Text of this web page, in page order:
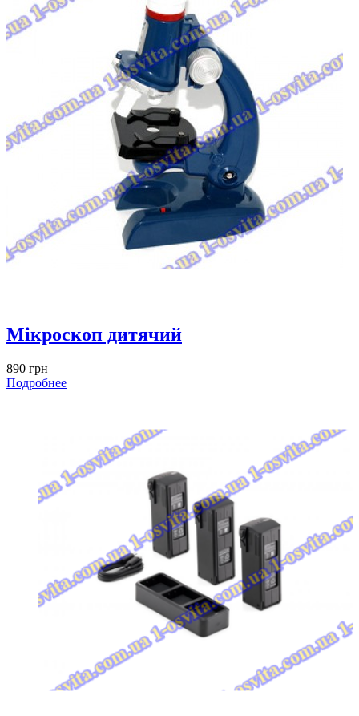
Мікроскоп дитячий
890 грн
Подробнее